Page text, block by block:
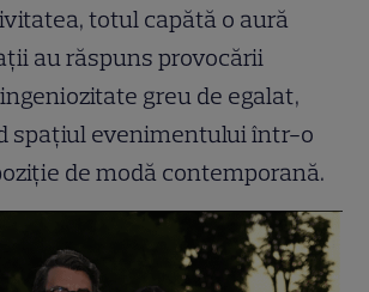
totul capătă o aură
au răspuns provocării
greu de egalat,
spațiul evenimentului într-o
de modă contemporană.